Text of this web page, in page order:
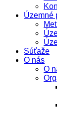
Územné
Súťaže
O nás
O